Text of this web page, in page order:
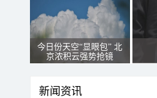
今日份天空“显眼包” 北
京浓积云强势抢镜
新闻资讯